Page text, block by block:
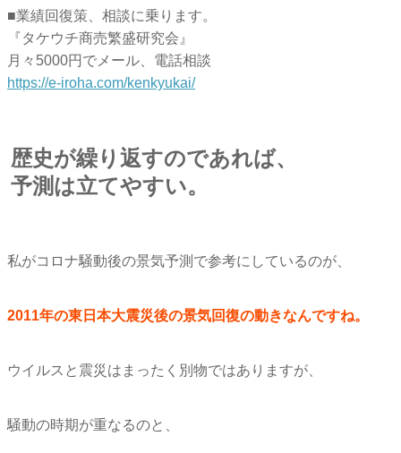
■業績回復策、相談に乗ります。
『タケウチ商売繁盛研究会』
月々5000円でメール、電話相談
https://e-iroha.com/kenkyukai/
歴史が繰り返すのであれば、
予測は立てやすい。
私がコロナ騒動後の景気予測で参考にしているのが、
2011年の東日本大震災後の景気回復の動きなんですね。
ウイルスと震災はまったく別物ではありますが、
騒動の時期が重なるのと、